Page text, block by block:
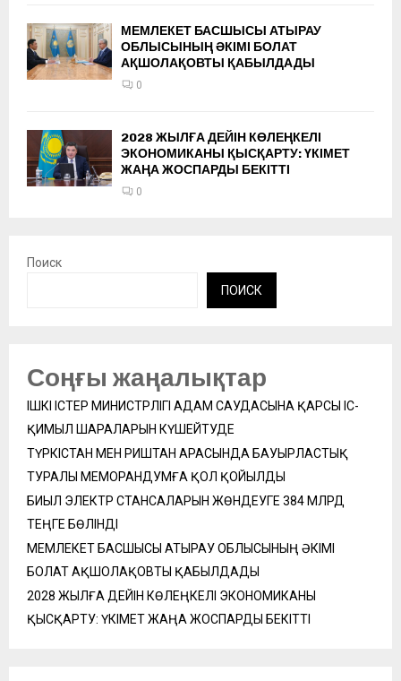
МЕМЛЕКЕТ БАСШЫСЫ АТЫРАУ
ОБЛЫСЫНЫҢ ӘКІМІ БОЛАТ
АҚШОЛАҚОВТЫ ҚАБЫЛДАДЫ
0
2028 ЖЫЛҒА ДЕЙІН КӨЛЕҢКЕЛІ
ЭКОНОМИКАНЫ ҚЫСҚАРТУ: ҮКІМЕТ
ЖАҢА ЖОСПАРДЫ БЕКІТТІ
0
Поиск
ПОИСК
Соңғы жаңалықтар
ІШКІ ІСТЕР МИНИСТРЛІГІ АДАМ САУДАСЫНА ҚАРСЫ ІС-
ҚИМЫЛ ШАРАЛАРЫН КҮШЕЙТУДЕ
ТҮРКІСТАН МЕН РИШТАН АРАСЫНДА БАУЫРЛАСТЫҚ
ТУРАЛЫ МЕМОРАНДУМҒА ҚОЛ ҚОЙЫЛДЫ
БИЫЛ ЭЛЕКТР СТАНСАЛАРЫН ЖӨНДЕУГЕ 384 МЛРД
ТЕҢГЕ БӨЛІНДІ
МЕМЛЕКЕТ БАСШЫСЫ АТЫРАУ ОБЛЫСЫНЫҢ ӘКІМІ
БОЛАТ АҚШОЛАҚОВТЫ ҚАБЫЛДАДЫ
2028 ЖЫЛҒА ДЕЙІН КӨЛЕҢКЕЛІ ЭКОНОМИКАНЫ
ҚЫСҚАРТУ: ҮКІМЕТ ЖАҢА ЖОСПАРДЫ БЕКІТТІ